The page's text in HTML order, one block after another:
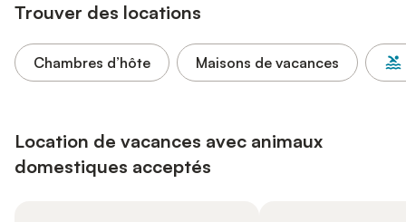
Trouver des locations
Chambres d’hôte Maisons de vacances
Location de vacances avec animaux
domestiques acceptés